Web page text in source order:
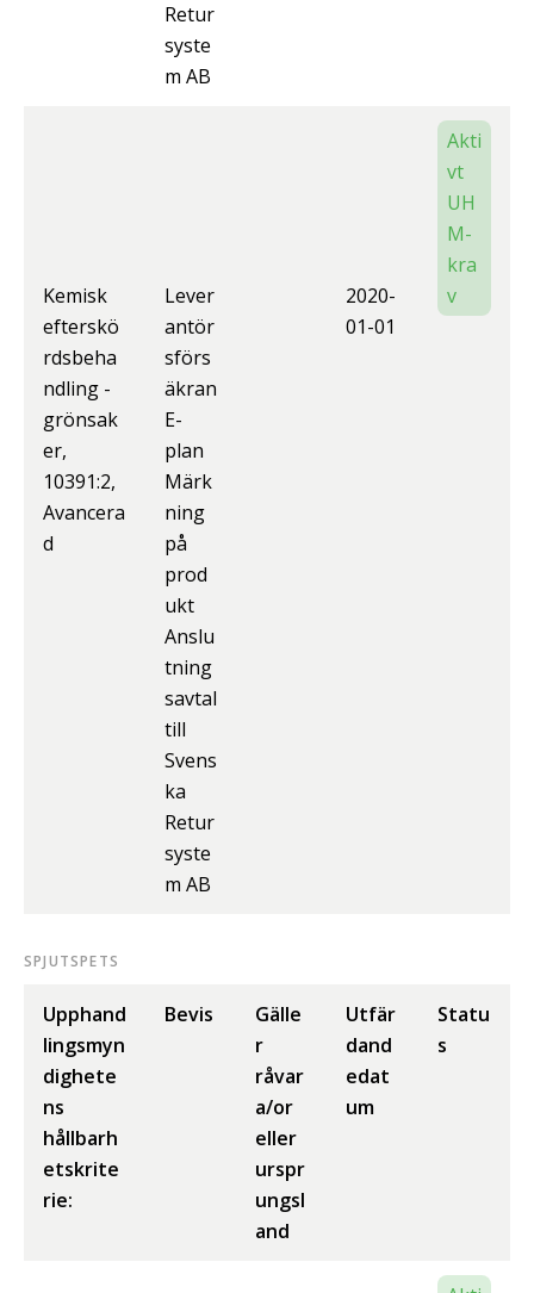
Retur
syste
m AB
Kemisk
efterskö
rdsbeha
ndling -
grönsak
er,
10391:2,
Avancera
d
Lever
antör
sförs
äkran
E-
plan
Märk
ning
på
prod
ukt
Anslu
tning
savtal
till
Svens
ka
Retur
syste
m AB
2020-
01-01
Akti
vt
UH
M-
kra
v
SPJUTSPETS
Upphand
lingsmyn
dighete
ns
hållbarh
etskrite
rie:
Bevis
Gälle
r
råvar
a/or
eller
urspr
ungsl
and
Utfär
dand
edat
um
Statu
s